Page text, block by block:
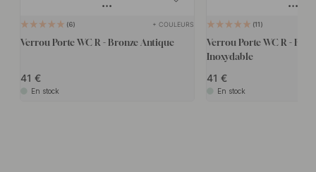
6 + COULEURS
Verrou Porte WC R - Bronze Antique
41
En stock
11
Verrou Porte WC R -
Inoxydable
41
En stock